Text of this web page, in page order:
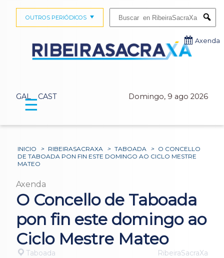
GAL CAST Domingo, 9 ago 2026
OUTROS PERIÓDICOS
Axenda
☰
INICIO > RIBEIRASACRAXA > TABOADA > O CONCELLO
DE TABOADA PON FIN ESTE DOMINGO AO CICLO MESTRE
MATEO
Axenda
O Concello de Taboada
pon fin este domingo ao
Ciclo Mestre Mateo
Taboada RibeiraSacraXa